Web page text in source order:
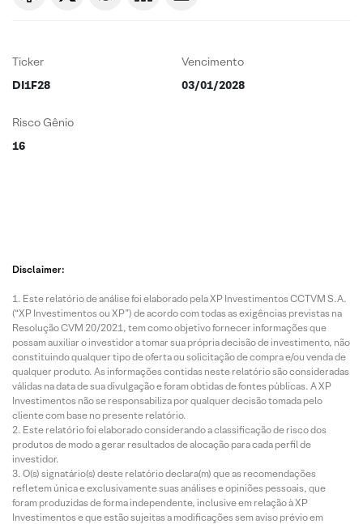
Ticker
DI1F28
Vencimento
03/01/2028
Risco Gênio
16
Disclaimer:
Este relatório de análise foi elaborado pela XP Investimentos CCTVM S.A.
(“XP Investimentos ou XP”) de acordo com todas as exigências previstas na
Resolução CVM 20/2021, tem como objetivo fornecer informações que
possam auxiliar o investidor a tomar sua própria decisão de investimento, não
constituindo qualquer tipo de oferta ou solicitação de compra e/ou venda de
qualquer produto. As informações contidas neste relatório são consideradas
válidas na data de sua divulgação e foram obtidas de fontes públicas. A XP
Investimentos não se responsabiliza por qualquer decisão tomada pelo
cliente com base no presente relatório.
Este relatório foi elaborado considerando a classificação de risco dos
produtos de modo a gerar resultados de alocação para cada perfil de
investidor.
O(s) signatário(s) deste relatório declara(m) que as recomendações
refletem única e exclusivamente suas análises e opiniões pessoais, que
foram produzidas de forma independente, inclusive em relação à XP
Investimentos e que estão sujeitas a modificações sem aviso prévio em